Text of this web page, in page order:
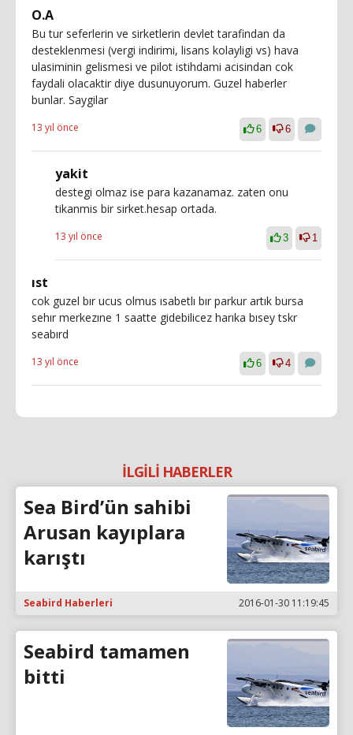
O.A
Bu tur seferlerin ve sirketlerin devlet tarafindan da
desteklenmesi (vergi indirimi, lisans kolayligi vs) hava
ulasiminin gelismesi ve pilot istihdami acisindan cok
faydali olacaktir diye dusunuyorum. Guzel haberler
bunlar. Saygilar
13 yıl önce 6 6
yakit
destegi olmaz ise para kazanamaz. zaten onu
tikanmis bir sirket.hesap ortada.
13 yıl önce 3 1
ıst
cok guzel bır ucus olmus ısabetlı bır parkur artık bursa
sehır merkezıne 1 saatte gidebilicez harıka bısey tskr
seabırd
13 yıl önce 6 4
İLGİLİ HABERLER
Sea Bird’ün sahibi
Arusan kayıplara
karıştı
Seabird Haberleri 2016-01-30 11:19:45
Seabird tamamen
bitti